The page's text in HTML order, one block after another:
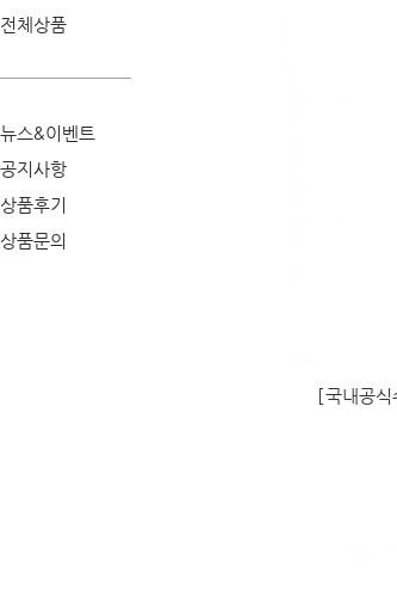
전체상품
뉴스&이벤트
공지사항
상품후기
상품문의
[국내공식